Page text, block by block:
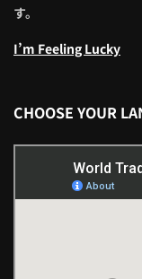
す。
I’m Feeling Lucky
CHOOSE YOUR